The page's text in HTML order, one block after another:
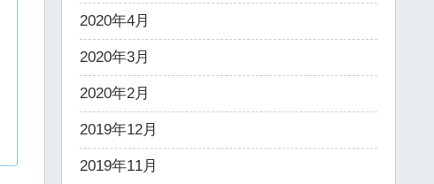
2020年4月
2020年3月
2020年2月
2019年12月
2019年11月